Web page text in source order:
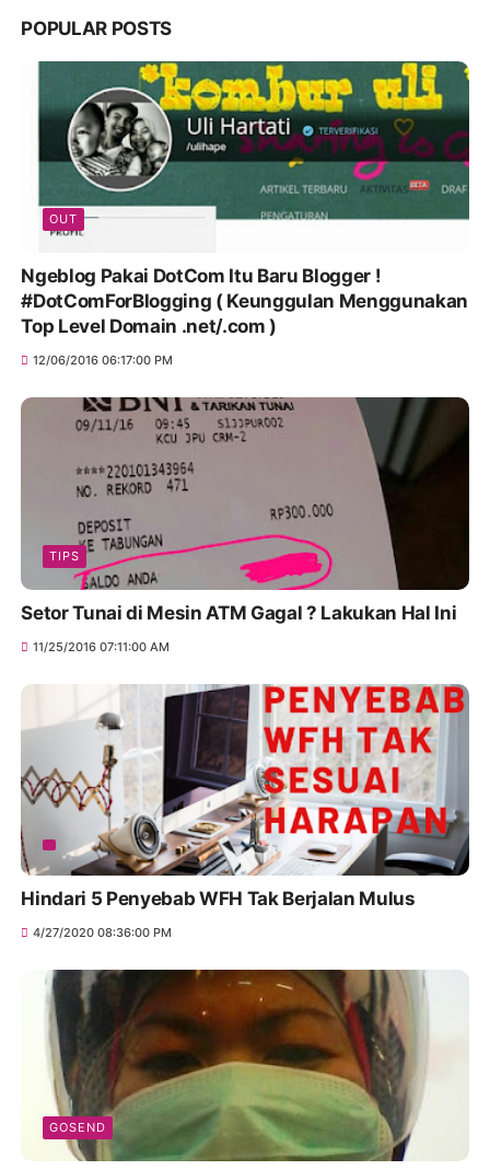
POPULAR POSTS
OUT
Ngeblog Pakai DotCom Itu Baru Blogger !
#DotComForBlogging ( Keunggulan Menggunakan
Top Level Domain .net/.com )
12/06/2016 06:17:00 PM
TIPS
Setor Tunai di Mesin ATM Gagal ? Lakukan Hal Ini
11/25/2016 07:11:00 AM
Hindari 5 Penyebab WFH Tak Berjalan Mulus
4/27/2020 08:36:00 PM
GOSEND